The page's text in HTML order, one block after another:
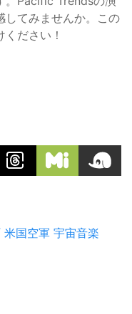
してみませんか。この
ださい！
米国空軍 宇宙音楽